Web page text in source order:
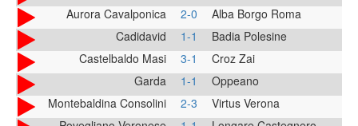
Aurora Cavalponica
2-0
Alba Borgo Roma
Cadidavid
1-1
Badia Polesine
Castelbaldo Masi
3-1
Croz Zai
Garda
1-1
Oppeano
Montebaldina Consolini
2-3
Virtus Verona